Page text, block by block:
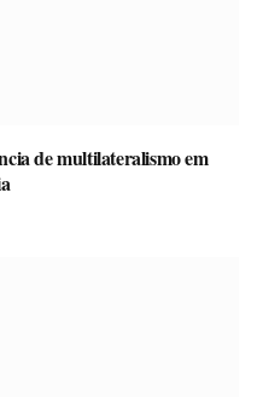
de multilateralismo em